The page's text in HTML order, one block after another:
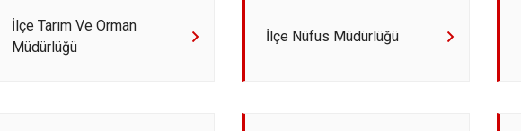
İlçe Tarım Ve Orman
Müdürlüğü
İlçe Nüfus Müdürlüğü